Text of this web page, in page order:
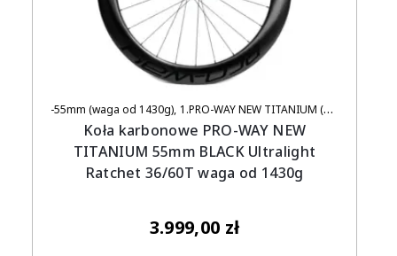
-55mm (waga od 1430g) 1.PRO-WAY NEW TITANIUM (UCI APPROVED)
Koła karbonowe PRO-WAY NEW
TITANIUM 55mm BLACK Ultralight
Ratchet 36/60T waga od 1430g
3.999,00 zł